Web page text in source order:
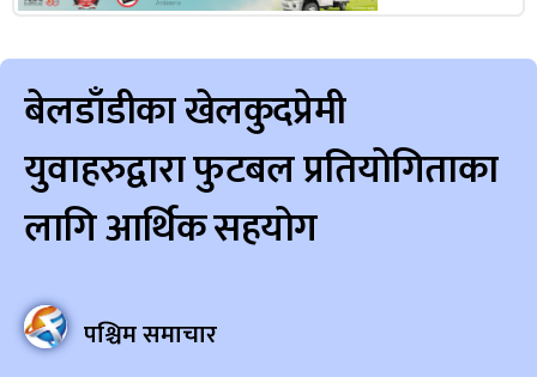
बेलडाँडीका खेलकुदप्रेमी
युवाहरुद्वारा फुटबल प्रतियोगिताका
लागि आर्थिक सहयोग
पश्चिम समाचार